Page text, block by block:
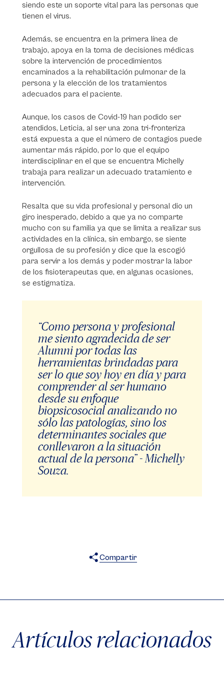
siendo este un soporte vital para las personas que
tienen el virus.
Además, se encuentra en la primera línea de
trabajo, apoya en la toma de decisiones médicas
sobre la intervención de procedimientos
encaminados a la rehabilitación pulmonar de la
persona y la elección de los tratamientos
adecuados para el paciente.
Aunque, los casos de Covid-19 han podido ser
atendidos, Leticia, al ser una zona tri-fronteriza
está expuesta a que el número de contagios puede
aumentar más rápido, por lo que el equipo
interdisciplinar en el que se encuentra Michelly
trabaja para realizar un adecuado tratamiento e
intervención.
Resalta que su vida profesional y personal dio un
giro inesperado, debido a que ya no comparte
mucho con su familia ya que se limita a realizar sus
actividades en la clínica, sin embargo, se siente
orgullosa de su profesión y dice que la escogió
para servir a los demás y poder mostrar la labor
de los fisioterapeutas que, en algunas ocasiones,
se estigmatiza.
“Como persona y profesional
me siento agradecida de ser
Alumni por todas las
herramientas brindadas para
ser lo que soy hoy en día y para
comprender al ser humano
desde su enfoque
biopsicosocial analizando no
sólo las patologías, sino los
determinantes sociales que
conllevaron a la situación
actual de la persona” - Michelly
Souza.
Compartir
Artículos relacionados